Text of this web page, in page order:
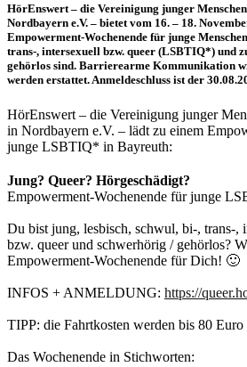
HörEnswert – die Vereinigung junger
Nordbayern e.V. – bietet vom 16. – 18.
Empowerment-Wochenende für junge
trans-, intersexuell bzw. queer (LSBTIQ*) und
gehörlos sind. Barrierearme Kommunikation
werden erstattet. Anmeldeschluss ist der
HörEnswert – die Vereinigung junger
in Nordbayern e.V. – lädt zu einem
junge LSBTIQ* in Bayreuth:
Jung? Queer? Hörgeschädigt?
Empowerment-Wochenende für junge
Du bist jung, lesbisch, schwul, bi-, trans-
bzw. queer und schwerhörig / gehörlos?
Empowerment-Wochenende für Dich! 🙂
INFOS + ANMELDUNG: https://
TIPP: die Fahrtkosten werden bis 80
Das Wochenende in Stichworten: